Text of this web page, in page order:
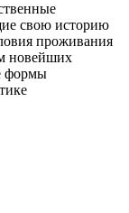
свою историю
проживания
новейших
формы